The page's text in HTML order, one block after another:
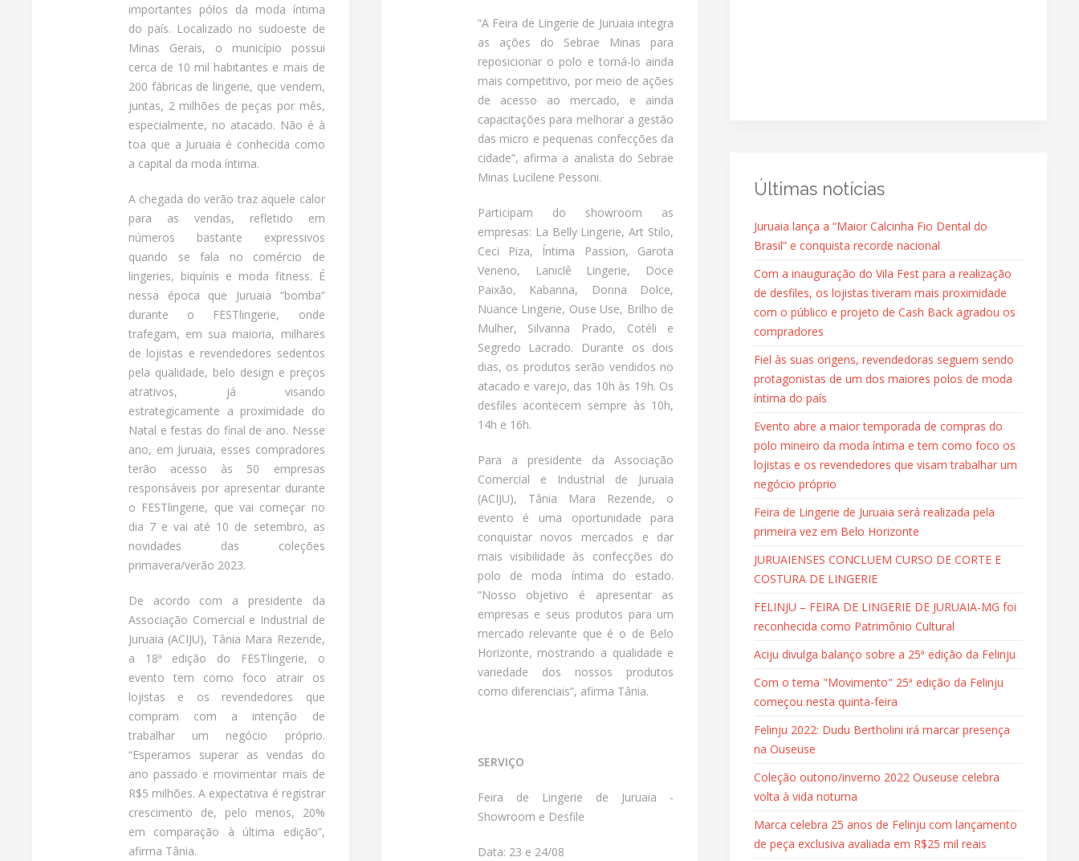
importantes pólos da moda íntima
do país. Localizado no sudoeste de
Minas Gerais, o município possui
cerca de 10 mil habitantes e mais de
200 fábricas de lingerie, que vendem,
juntas, 2 milhões de peças por mês,
especialmente, no atacado. Não é à
toa que a Juruaia é conhecida como
a capital da moda íntima.
A chegada do verão traz aquele calor
para as vendas, refletido em
números bastante expressivos
quando se fala no comércio de
lingeries, biquínis e moda fitness. É
nessa época que Juruaia “bomba”
durante o FESTlingerie, onde
trafegam, em sua maioria, milhares
de lojistas e revendedores sedentos
pela qualidade, belo design e preços
atrativos, já visando
estrategicamente a proximidade do
Natal e festas do final de ano. Nesse
ano, em Juruaia, esses compradores
terão acesso às 50 empresas
responsáveis por apresentar durante
o FESTlingerie, que vai começar no
dia 7 e vai até 10 de setembro, as
novidades das coleções
primavera/verão 2023.
De acordo com a presidente da
Associação Comercial e Industrial de
Juruaia (ACIJU), Tânia Mara Rezende,
a 18ª edição do FESTlingerie, o
evento tem como foco atrair os
lojistas e os revendedores que
compram com a intenção de
trabalhar um negócio próprio.
“Esperamos superar as vendas do
ano passado e movimentar mais de
R$5 milhões. A expectativa é registrar
crescimento de, pelo menos, 20%
em comparação à última edição”,
afirma Tânia.
“A Feira de Lingerie de Juruaia integra
as ações do Sebrae Minas para
reposicionar o polo e torná-lo ainda
mais competitivo, por meio de ações
de acesso ao mercado, e ainda
capacitações para melhorar a gestão
das micro e pequenas confecções da
cidade”, afirma a analista do Sebrae
Minas Lucilene Pessoni.
Participam do showroom as
empresas: La Belly Lingerie, Art Stilo,
Ceci Piza, Íntima Passion, Garota
Veneno, Laniclê Lingerie, Doce
Paixão, Kabanna, Donna Dolce,
Nuance Lingerie, Ouse Use, Brilho de
Mulher, Silvanna Prado, Cotéli e
Segredo Lacrado. Durante os dois
dias, os produtos serão vendidos no
atacado e varejo, das 10h às 19h. Os
desfiles acontecem sempre às 10h,
14h e 16h.
Para a presidente da Associação
Comercial e Industrial de Juruaia
(ACIJU), Tânia Mara Rezende, o
evento é uma oportunidade para
conquistar novos mercados e dar
mais visibilidade às confecções do
polo de moda íntima do estado.
“Nosso objetivo é apresentar as
empresas e seus produtos para um
mercado relevante que é o de Belo
Horizonte, mostrando a qualidade e
variedade dos nossos produtos
como diferenciais”, afirma Tânia.
SERVIÇO
Feira de Lingerie de Juruaia -
Showroom e Desfile
Data: 23 e 24/08
Últimas notícias
Juruaia lança a “Maior Calcinha Fio Dental do
Brasil” e conquista recorde nacional
Com a inauguração do Vila Fest para a realização
de desfiles, os lojistas tiveram mais proximidade
com o público e projeto de Cash Back agradou os
compradores
Fiel às suas origens, revendedoras seguem sendo
protagonistas de um dos maiores polos de moda
íntima do país
Evento abre a maior temporada de compras do
polo mineiro da moda íntima e tem como foco os
lojistas e os revendedores que visam trabalhar um
negócio próprio
Feira de Lingerie de Juruaia será realizada pela
primeira vez em Belo Horizonte
JURUAIENSES CONCLUEM CURSO DE CORTE E
COSTURA DE LINGERIE
FELINJU – FEIRA DE LINGERIE DE JURUAIA-MG foi
reconhecida como Patrimônio Cultural
Aciju divulga balanço sobre a 25ª edição da Felinju
Com o tema "Movimento" 25ª edição da Felinju
começou nesta quinta-feira
Felinju 2022: Dudu Bertholini irá marcar presença
na Ouseuse
Coleção outono/inverno 2022 Ouseuse celebra
volta à vida noturna
Marca celebra 25 anos de Felinju com lançamento
de peça exclusiva avaliada em R$25 mil reais